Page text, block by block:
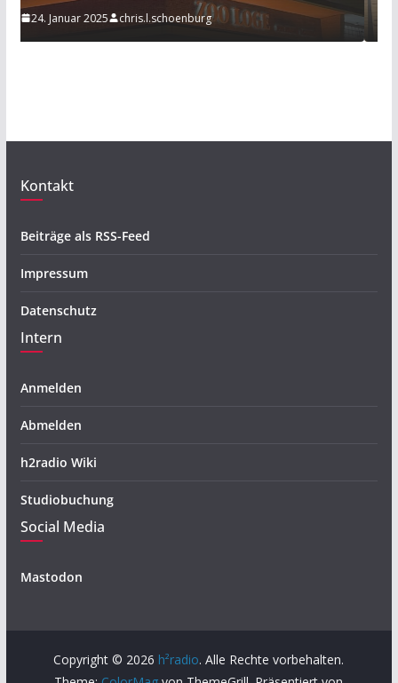
20. November 2019 Mathies Koelzer
Kontakt
Beiträge als RSS-Feed
Impressum
Datenschutz
Intern
Anmelden
Abmelden
h2radio Wiki
Studiobuchung
Social Media
Mastodon
Copyright © 2026 h²radio. Alle Rechte vorbehalten.